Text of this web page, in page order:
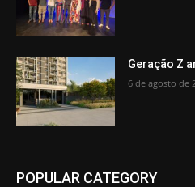
Geração Z
6 de agosto de
POPULAR CATEGORY